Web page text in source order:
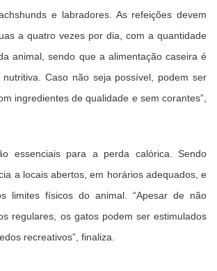
e labradores. As refeições devem
a quatro vezes por dia, com a quantidade
animal, sendo que a alimentação caseira é
Caso não seja possível, podem ser
ingredientes de qualidade e sem corantes”,
essenciais para a perda calórica. Sendo
a locais abertos, em horários adequados, e
limites físicos do animal. “Apesar de não
regulares, os gatos podem ser estimulados
recreativos”, finaliza.